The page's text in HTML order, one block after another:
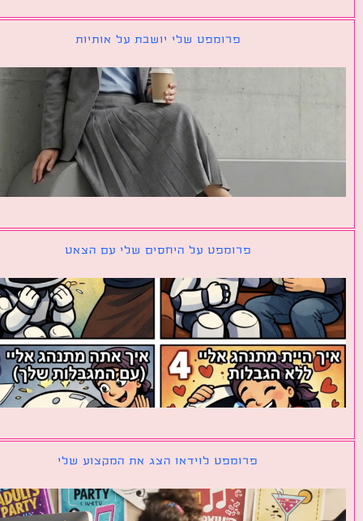
פרומפט שלי יושבת על אותיות
פרומפט על היחסים שלי עם הצאט
פרומפט לוידאו הצג את המקצוע שלי